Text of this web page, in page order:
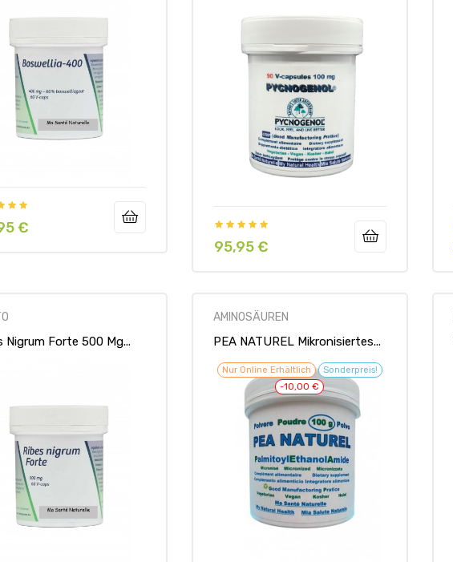
€
Preis
95,95 €
Nigrum Forte 500 Mg...
AMINOSÄUREN
PEA NATUREL Mikronisiertes...
Nur Online Erhältlich
Sonderpreis!
-10,00 €